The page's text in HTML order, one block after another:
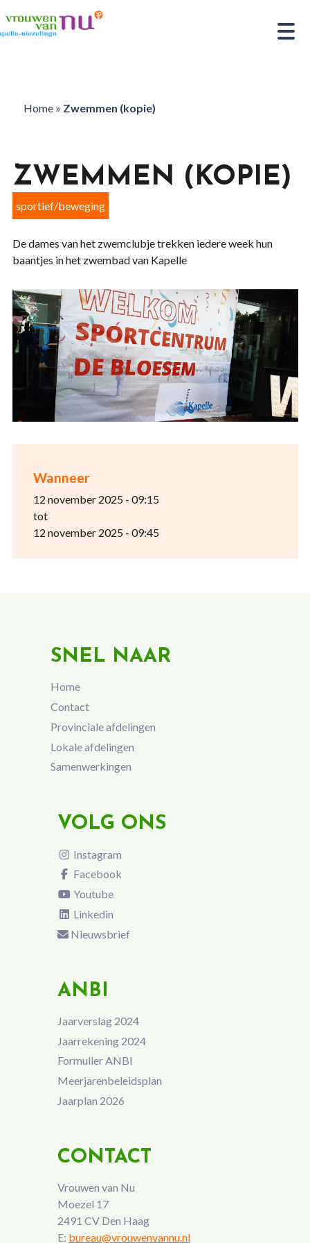
Home» Zwemmen (kopie)
Wanneer
12 november 2025 - 09:15
tot
12 november 2025 - 09:45
ZWEMMEN (KOPIE)
sportief/beweging
De dames van het zwemclubje trekken iedere week hun
baantjes in het zwembad van Kapelle
SNEL NAAR
Home
Contact
Provinciale afdelingen
Lokale afdelingen
Samenwerkingen
VOLG ONS
Instagram
Facebook
Youtube
Linkedin
Nieuwsbrief
ANBI
Jaarverslag 2024
Jaarrekening 2024
Formulier ANBI
Meerjarenbeleidsplan
Jaarplan 2026
CONTACT
Vrouwen van Nu
Moezel 17
2491 CV Den Haag
E: bureau@vrouwenvannu.nl